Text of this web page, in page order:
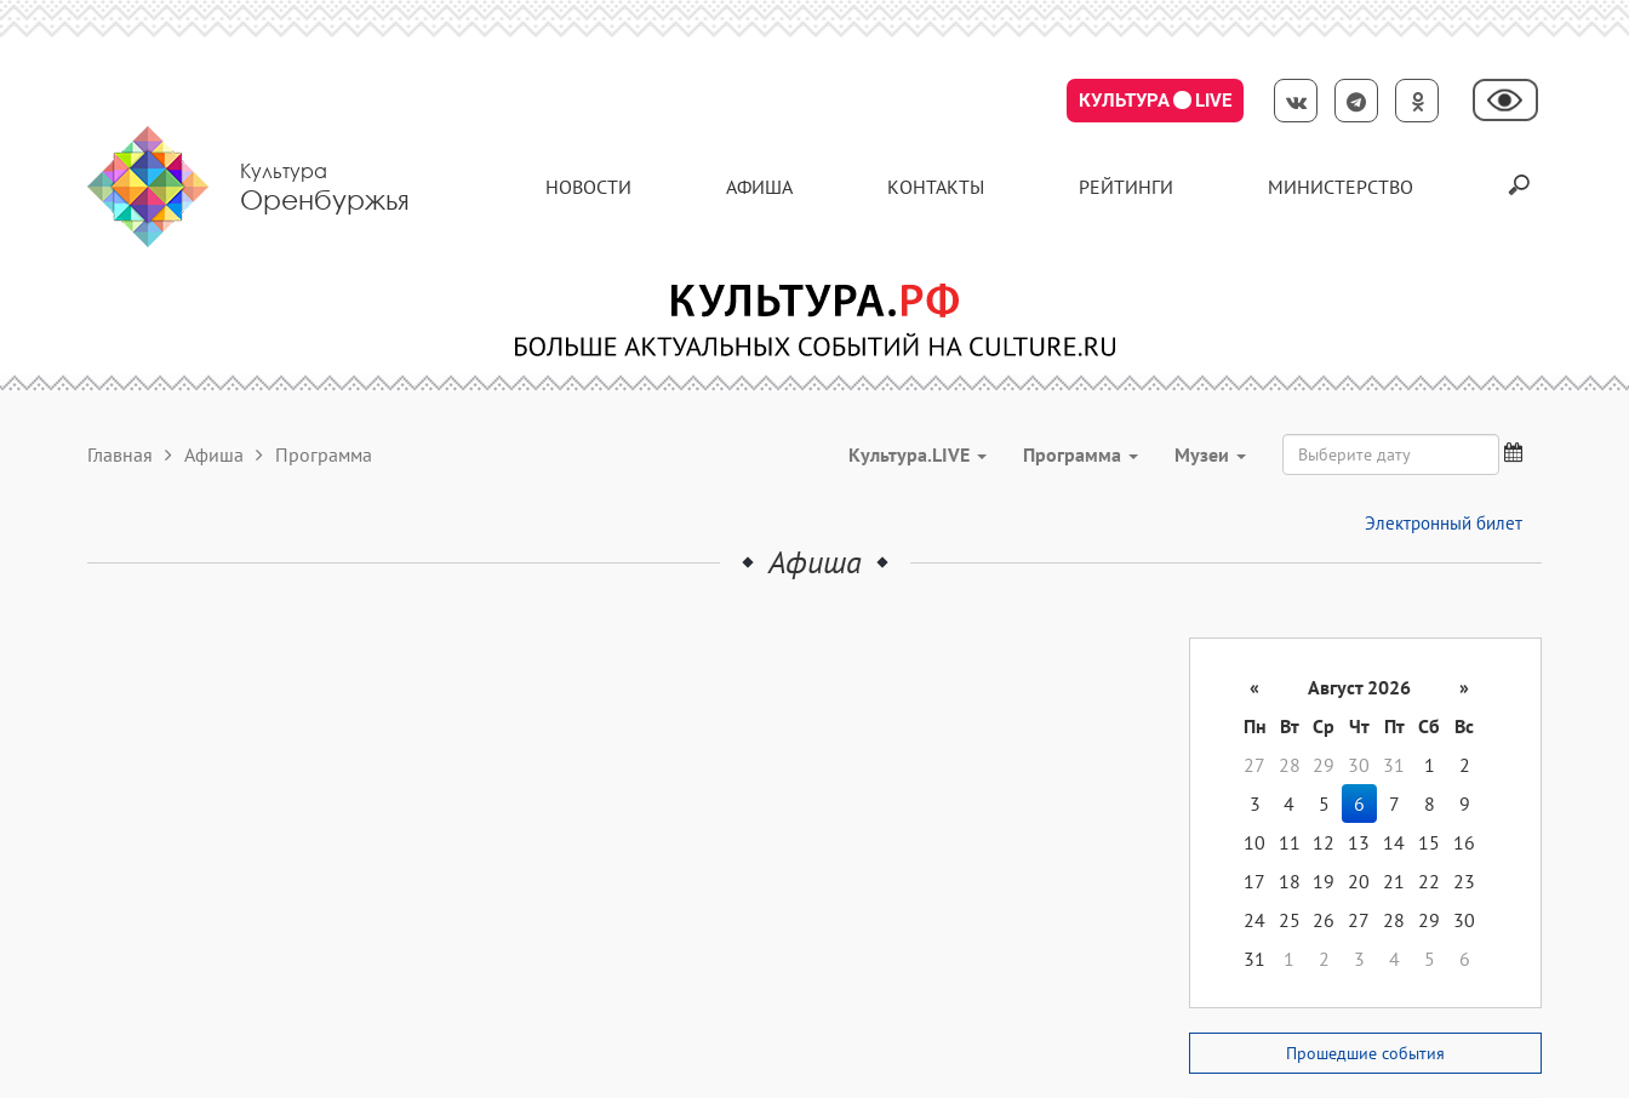
КУЛЬТУРА LIVE
Культура
Оренбуржья НОВОСТИ АФИША КОНТАКТЫ РЕЙТИНГИ МИНИСТЕРСТВО
Главная Афиша Программа Культура.LIVE Программа Музеи
Электронный билет
Афиша
« Август 2026
»
Пн
Вт Ср Чт Пт Сб
Вс
27
28 29 30 31 1
2
3
4 5 6 7 8
9
10
11 12 13 14 15
16
17
18 19 20 21 22
23
24 25 26 27 28 29
30
31
1 2 3 4 5 6
Прошедшие события